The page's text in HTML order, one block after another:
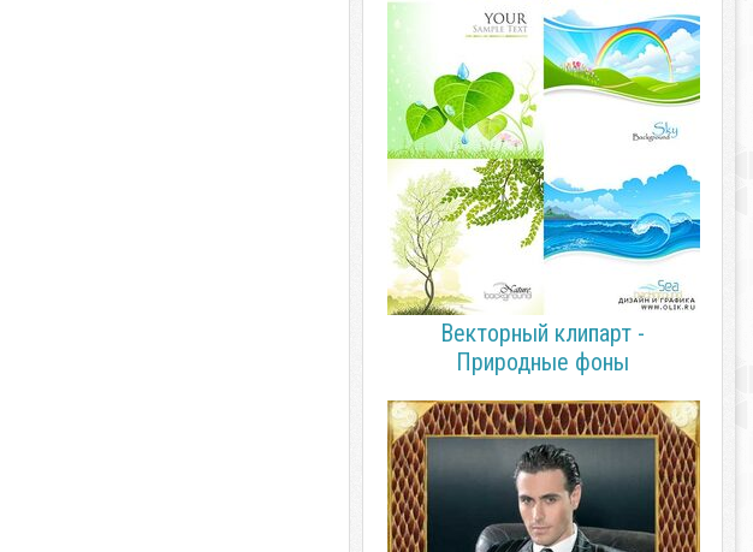
Векторный клипарт -
Природные фоны